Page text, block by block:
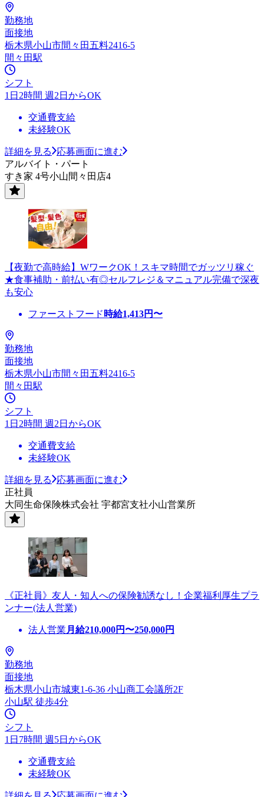
勤務地
面接地
栃木県小山市間々田五料2416-5
間々田駅
シフト
1日2時間 週2日からOK
交通費支給
未経験OK
詳細を見る
応募画面に進む
アルバイト・パート
すき家 4号小山間々田店4
【夜勤で高時給】WワークOK！スキマ時間でガッツリ稼ぐ
★食事補助・前払い有◎セルフレジ＆マニュアル完備で深夜
も安心
ファーストフード 時給1,413円〜
勤務地
面接地
栃木県小山市間々田五料2416-5
間々田駅
シフト
1日2時間 週2日からOK
交通費支給
未経験OK
詳細を見る
応募画面に進む
正社員
大同生命保険株式会社 宇都宮支社小山営業所
《正社員》友人・知人への保険勧誘なし！企業福利厚生プラ
ンナー(法人営業)
法人営業 月給210,000円〜250,000円
勤務地
面接地
栃木県小山市城東1-6-36 小山商工会議所2F
小山駅 徒歩4分
シフト
1日7時間 週5日からOK
交通費支給
未経験OK